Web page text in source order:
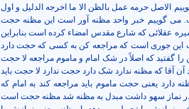
الاصل حرمه عمل بالظن الا ما اخرجه الدلیل و اول
گوییم خبر واحد مظنه آور است این مظنه حجت
عقلائی که شارع مقدس امضاء کرده است بنابراین
این جوری است که مراجعه کن به کسی که حجت دارد
گفتید که اصلاً در شک امام و ماموم مراجعه لا حجت
آقا که مظنه ندارد شک دارد حجت ندارد لا حجت باید
دارد یعنی حجت ماموم باید مراجعه کند به امام که
نماز سهو داشت مبدل به مظنه شد مظنه حجت است